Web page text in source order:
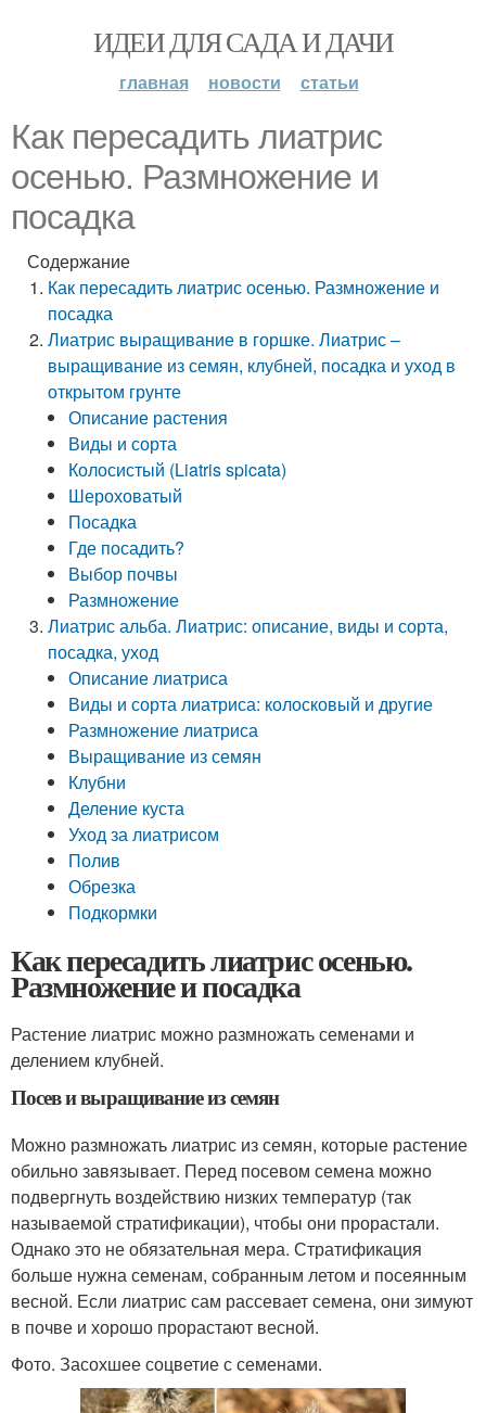
ИДЕИ ДЛЯ САДА И ДАЧИ
главная новости статьи
Как пересадить лиатрис
осенью. Размножение и
посадка
Содержание
Как пересадить лиатрис осенью. Размножение и
посадка
Лиатрис выращивание в горшке. Лиатрис –
выращивание из семян, клубней, посадка и уход в
открытом грунте
Описание растения
Виды и сорта
Колосистый (Liatris spicata)
Шероховатый
Посадка
Где посадить?
Выбор почвы
Размножение
Лиатрис альба. Лиатрис: описание, виды и сорта,
посадка, уход
Описание лиатриса
Виды и сорта лиатриса: колосковый и другие
Размножение лиатриса
Выращивание из семян
Клубни
Деление куста
Уход за лиатрисом
Полив
Обрезка
Подкормки
Как пересадить лиатрис осенью.
Размножение и посадка
Растение лиатрис можно размножать семенами и
делением клубней.
Посев и выращивание из семян
Можно размножать лиатрис из семян, которые растение
обильно завязывает. Перед посевом семена можно
подвергнуть воздействию низких температур (так
называемой стратификации), чтобы они прорастали.
Однако это не обязательная мера. Стратификация
больше нужна семенам, собранным летом и посеянным
весной. Если лиатрис сам рассевает семена, они зимуют
в почве и хорошо прорастают весной.
Фото. Засохшее соцветие с семенами.